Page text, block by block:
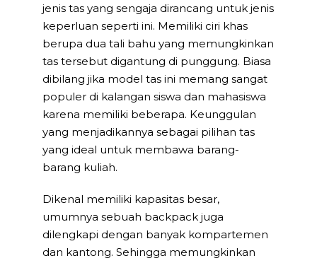
jenis tas yang sengaja dirancang untuk jenis
keperluan seperti ini. Memiliki ciri khas
berupa dua tali bahu yang memungkinkan
tas tersebut digantung di punggung. Biasa
dibilang jika model tas ini memang sangat
populer di kalangan siswa dan mahasiswa
karena memiliki beberapa. Keunggulan
yang menjadikannya sebagai pilihan tas
yang ideal untuk membawa barang-
barang kuliah.
Dikenal memiliki kapasitas besar,
umumnya sebuah backpack juga
dilengkapi dengan banyak kompartemen
dan kantong. Sehingga memungkinkan